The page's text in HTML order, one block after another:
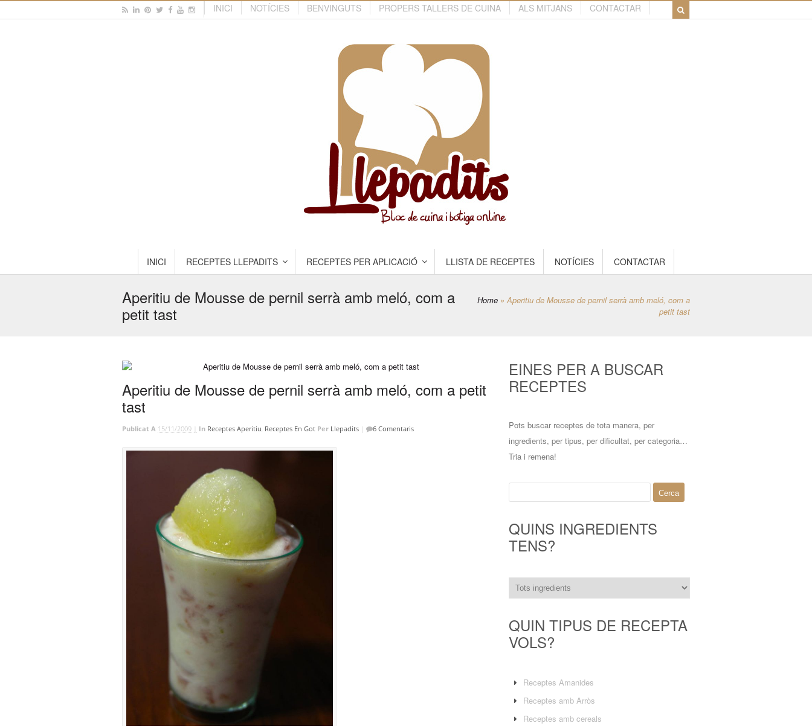
INICI NOTÍCIES BENVINGUTS PROPERS TALLERS DE CUINA ALS MITJANS CONTACTAR
INICI RECEPTES LLEPADITS RECEPTES PER APLICACIÓ LLISTA DE RECEPTES NOTÍCIES CONTACTAR
Aperitiu de Mousse de pernil serrà amb meló, com a
petit tast
Home » Aperitiu de Mousse de pernil serrà amb meló, com a
petit tast
Aperitiu de Mousse de pernil serrà amb meló, com a petit
tast
Publicat A 15/11/2009 | In Receptes Aperitiu, Receptes En Got Per Llepadits 6 Comentaris
EINES PER A BUSCAR
RECEPTES
Pots buscar receptes de tota manera, per
ingredients, per tipus, per dificultat, per categoria…
Tria i remena!
QUINS INGREDIENTS
TENS?
QUIN TIPUS DE RECEPTA
VOLS?
Receptes Amanides
Receptes amb Arròs
Receptes amb cereals